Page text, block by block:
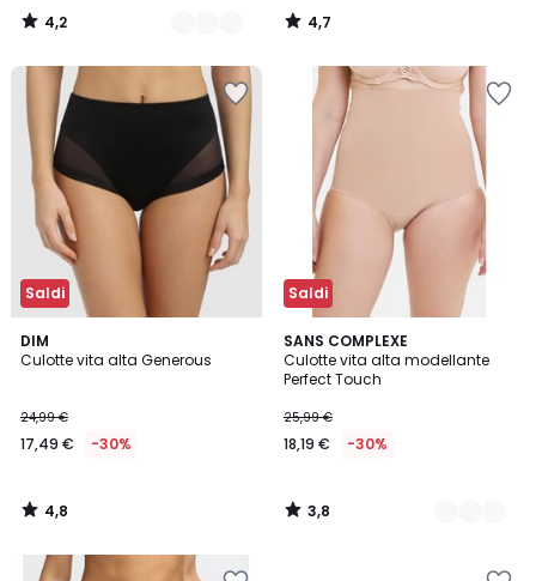
4,2
/
4,7
/
Saldi
DIM
Culotte vita alta Generous
24,99 €
17,49 € -30%
4,8
/ 5
4,8
/
Saldi
SANS COMPLEXE
Culotte vita alta modellante
Perfect Touch
25,99 €
18,19 € -30%
3,8
/ 5
2
Colori
3,8
/